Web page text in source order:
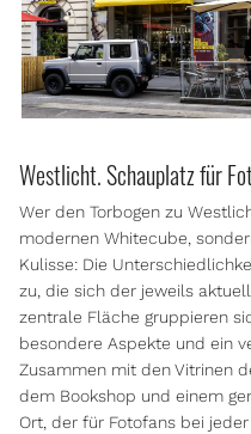
Westlicht. Schauplatz für
Wer den Torbogen zu
modernen Whitecube,
Kulisse: Die
zu, die sich der jeweils
zentrale Fläche gruppieren
besondere Aspekte und ein
Zusammen mit den Vitrinen
dem Bookshop und einem
Ort, der für Fotofans bei